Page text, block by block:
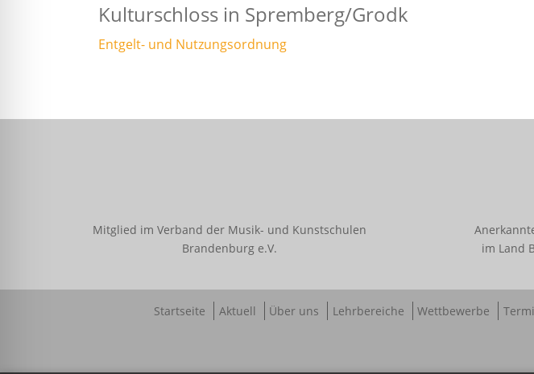
Kulturschloss in Spremberg/Grodk
Entgelt- und Nutzungsordnung
Mitglied im Verband der Musik- und Kunstschulen
Brandenburg e.V.
im Land
Startseite Aktuell Über uns Lehrbereiche Wettbewerbe